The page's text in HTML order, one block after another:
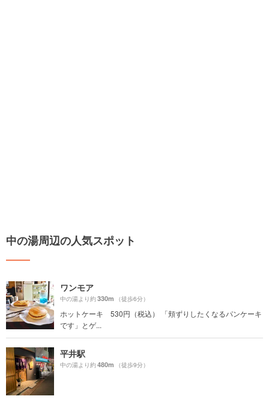
中の湯周辺の人気スポット
ワンモア
中の湯より約330m （徒歩6分）
ホットケーキ 530円（税込） 「頬ずりしたくなるパンケーキ
です」とゲ...
平井駅
中の湯より約480m （徒歩9分）